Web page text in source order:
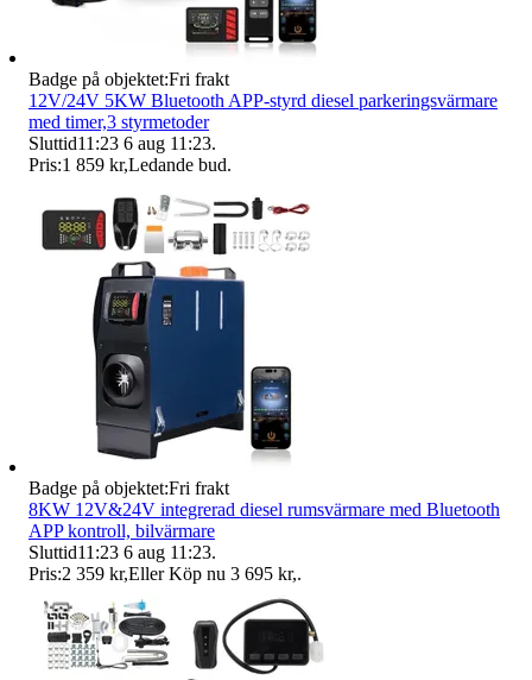
Badge på objektet:Fri frakt
12V/24V 5KW Bluetooth APP-styrd diesel parkeringsvärmare
med timer,3 styrmetoder
Sluttid11:23 6 aug 11:23.
Pris:1 859 kr,Ledande bud.
Badge på objektet:Fri frakt
8KW 12V&24V integrerad diesel rumsvärmare med Bluetooth
APP kontroll, bilvärmare
Sluttid11:23 6 aug 11:23.
Pris:2 359 kr,Eller Köp nu 3 695 kr,.